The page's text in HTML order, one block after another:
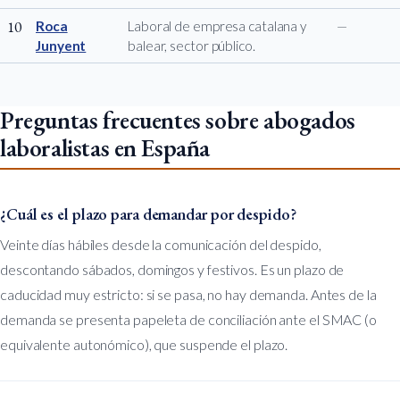
10
Roca
Junyent
Laboral de empresa catalana y
balear, sector público.
—
Preguntas frecuentes sobre abogados
laboralistas en España
¿Cuál es el plazo para demandar por despido?
Veinte días hábiles desde la comunicación del despido,
descontando sábados, domingos y festivos. Es un plazo de
caducidad muy estricto: si se pasa, no hay demanda. Antes de la
demanda se presenta papeleta de conciliación ante el SMAC (o
equivalente autonómico), que suspende el plazo.